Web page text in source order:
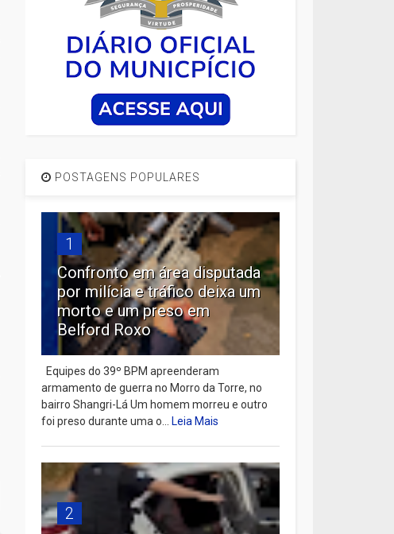
POSTAGENS POPULARES
1
Confronto em área disputada
por milícia e tráfico deixa um
morto e um preso em
Belford Roxo
Equipes do 39º BPM apreenderam
armamento de guerra no Morro da Torre, no
bairro Shangri-Lá Um homem morreu e outro
foi preso durante uma o...Leia Mais
2